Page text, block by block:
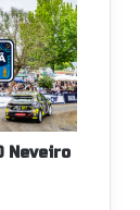
Neveiro